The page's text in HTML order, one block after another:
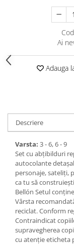
Ai
Adauga
Descriere
Varsta: 3 - 6, 6 - 9
Set cu abțibilduri
autocolante
personaje, sateliți,
ca tu să
Bellón Setul
Vârsta
reciclat. Conform
Contraindicat
supravegherea
cu atenție eticheta